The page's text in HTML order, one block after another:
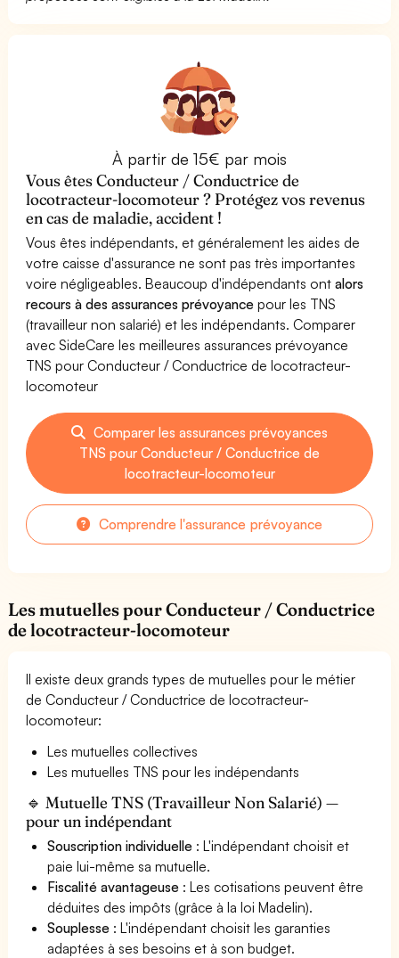
À partir de 15€ par mois
Vous êtes Conducteur / Conductrice de
locotracteur-locomoteur ? Protégez vos revenus
en cas de maladie, accident !
Vous êtes indépendants, et généralement les aides de
votre caisse d'assurance ne sont pas très importantes
voire négligeables. Beaucoup d'indépendants ontalors
recours à des assurances prévoyance pour les TNS
(travailleur non salarié) et les indépendants. Comparer
avec SideCare les meilleures assurances prévoyance
TNS pour Conducteur / Conductrice de locotracteur-
locomoteur
Comparer les assurances prévoyances
TNS pour Conducteur / Conductrice de
locotracteur-locomoteur
Comprendre l'assurance prévoyance
Les mutuelles pour Conducteur / Conductrice
de locotracteur-locomoteur
Il existe deux grands types de mutuelles pour le métier
de Conducteur / Conductrice de locotracteur-
locomoteur:
Les mutuelles collectives
Les mutuelles TNS pour les indépendants
🔹 Mutuelle TNS (Travailleur Non Salarié) —
pour un indépendant
Souscription individuelle : L'indépendant choisit et
paie lui-même sa mutuelle.
Fiscalité avantageuse : Les cotisations peuvent être
déduites des impôts (grâce à la loi Madelin).
Souplesse : L'indépendant choisit les garanties
adaptées à ses besoins et à son budget.